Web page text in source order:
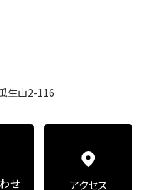
生山2-116
せ アクセス